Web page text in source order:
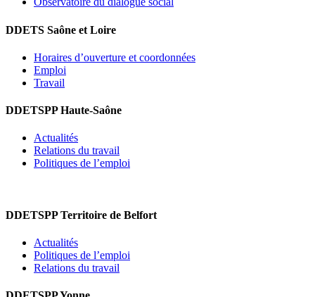
DDETS Saône et Loire
Horaires d’ouverture et coordonnées
Emploi
Travail
DDETSPP Haute-Saône
Actualités
Relations du travail
Politiques de l’emploi
DDETSPP Territoire de Belfort
Actualités
Politiques de l’emploi
Relations du travail